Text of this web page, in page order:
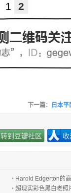
1 2
下一篇： 日本
转到豆瓣社区
Harold Edgerton的
超现实彩色黑白老照